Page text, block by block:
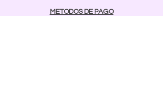
METODOS DE PAGO